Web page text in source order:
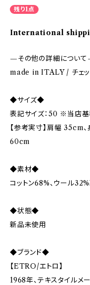
残り1点
International
—その他の詳細につい
made in ITALY / チェ
◆サイズ◆
表記サイズ：50 ※当店基
【参考実寸】肩幅 35cm
60cm
◆素材◆
コットン68%、ウール
◆状態◆
新品未使用
◆ブランド◆
【ETRO/エトロ】
1968年、テキスタイル